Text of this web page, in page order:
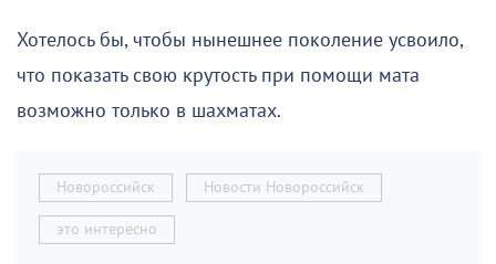
Хотелось бы, чтобы нынешнее поколение усвоило,
что показать свою крутость при помощи мата
возможно только в шахматах.
Новороссийск Новости Новороссийск
это интересно